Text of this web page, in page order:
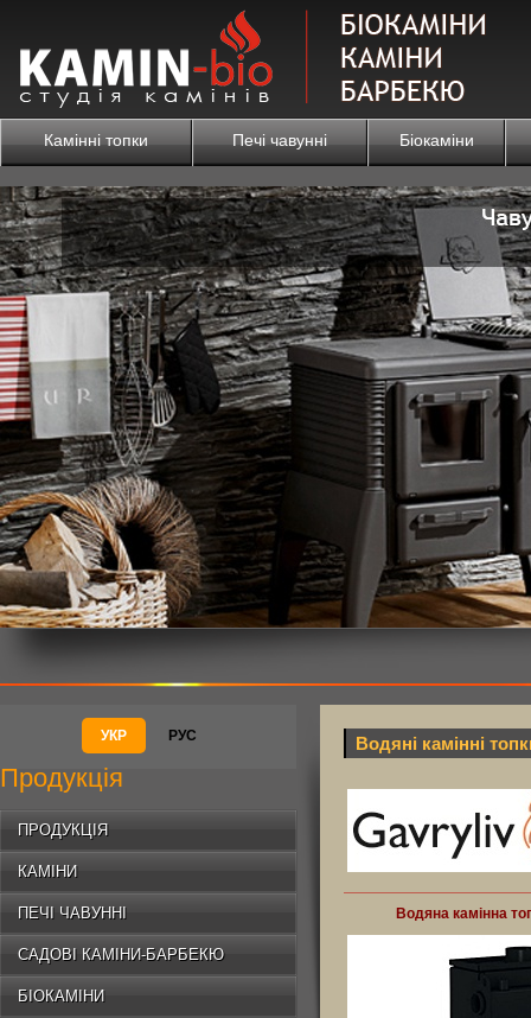
Камінні топки Печі чавунні Біокаміни
УКР РУС
Продукція
ПРОДУКЦІЯ
КАМІНИ
ПЕЧІ ЧАВУННІ
САДОВІ КАМІНИ-БАРБЕКЮ
БІОКАМІНИ
Водяні камінні
Водяна камінна